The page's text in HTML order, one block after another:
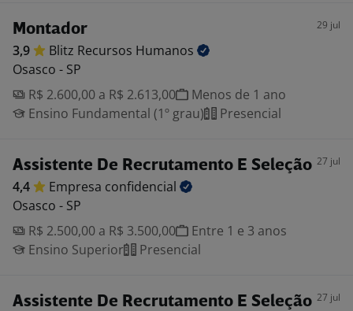
Montador 29 jul
3,9 Blitz Recursos Humanos
Osasco - SP
R$ 2.600,00 a R$ 2.613,00
Menos de 1 ano
Ensino Fundamental (1º grau)
Presencial
Assistente De Recrutamento E Seleção 27 jul
4,4 Empresa confidencial
Osasco - SP
R$ 2.500,00 a R$ 3.500,00
Entre 1 e 3 anos
Ensino Superior
Presencial
Assistente De Recrutamento E Seleção 27 jul